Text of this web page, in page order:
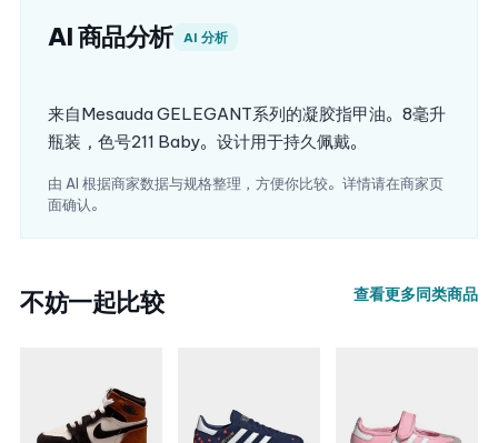
AI 商品分析 AI 分析
来自Mesauda GELEGANT系列的凝胶指甲油。8毫升
瓶装，色号211 Baby。设计用于持久佩戴。
由 AI 根据商家数据与规格整理，方便你比较。详情请在商家页
面确认。
不妨一起比较 查看更多同类商品